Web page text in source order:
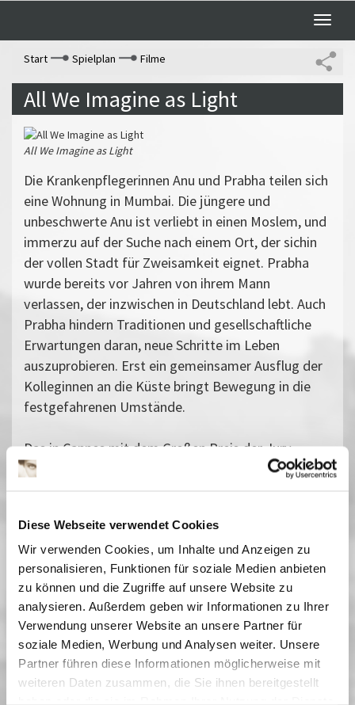
Diese Webseite verwendet Cookies
Wir verwenden Cookies, um Inhalte und Anzeigen zu
personalisieren, Funktionen für soziale Medien anbieten
zu können und die Zugriffe auf unsere Website zu
analysieren. Außerdem geben wir Informationen zu Ihrer
Verwendung unserer Website an unsere Partner für
soziale Medien, Werbung und Analysen weiter. Unsere
Partner führen diese Informationen möglicherweise mit
weiteren Daten zusammen, die Sie ihnen bereitgestellt
Toggle
Start
Spielplan Filme
All We Imagine as Light
All We Imagine as Light
Die Krankenpflegerinnen Anu und Prabha teilen sich
eine Wohnung in Mumbai. Die jüngere und
unbeschwerte Anu ist verliebt in einen Moslem, und
immerzu auf der Suche nach einem Ort, der sichin
der vollen Stadt für Zweisamkeit eignet. Prabha
wurde bereits vor Jahren von ihrem Mann
verlassen, der inzwischen in Deutschland lebt. Auch
Prabha hindern Traditionen und gesellschaftliche
Erwartungen daran, neue Schritte im Leben
auszuprobieren. Erst ein gemeinsamer Ausflug der
Kolleginnen an die Küste bringt Bewegung in die
festgefahrenen Umstände.
Das in Cannes mit dem Großen Preis der Jury
ausgezeichnete Spielfilmdebüt mutet fast
der Megastadt Mumbai einzigartig wiedergibt.
Vergangene Vorstellungen
01 März 2025
| 19:15
02 März 2025| 17:00
11 März 2025| 17:00
16 März 2025| 17:00
20 März 2025| 19:00
22 März 2025| 21:30